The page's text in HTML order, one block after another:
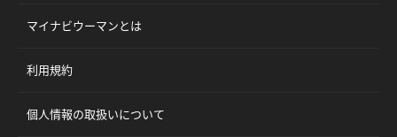
マイナビウーマンとは
利用規約
個人情報の取扱いについて